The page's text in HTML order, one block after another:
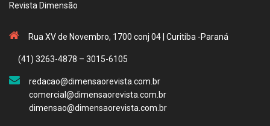
Revista Dimensão
Rua XV de Novembro, 1700 conj 04 | Curitiba -Paraná
(41) 3263-4878 – 3015-6105
redacao@dimensaorevista.com.br
comercial@dimensaorevista.com.br
dimensao@dimensaorevista.com.br